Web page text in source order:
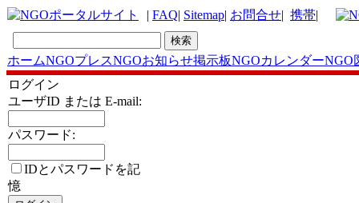
| FAQ| Sitemap| お問合せ| 携帯|
ホームNGOプレスNGOお知らせ掲示板NGOカレンダーNGO
ログイン
ユーザID または E-mail:
パスワード:
IDとパスワードを記
憶